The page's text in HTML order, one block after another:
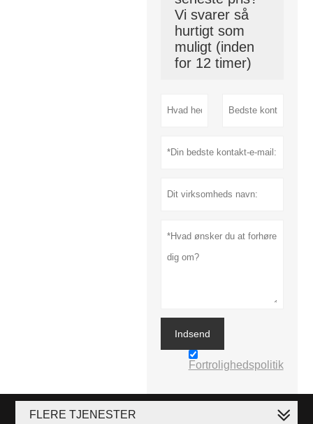
Vi svarer så
hurtigt som
muligt (inden
for 12 timer)
Indsend
Fortrolighedspolitik
FLERE TJENESTER